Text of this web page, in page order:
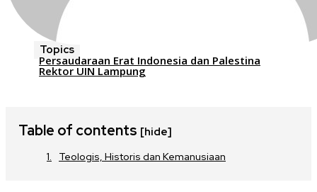
Topics
Persaudaraan Erat Indonesia dan Palestina
Rektor UIN Lampung
Table of contents [hide]
Teologis, Historis dan Kemanusiaan